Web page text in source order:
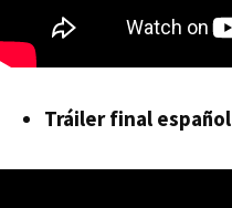
Tráiler final español